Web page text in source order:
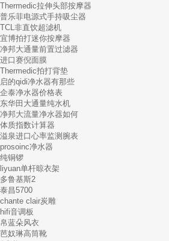
Thermedic拉伸头部按摩器
普乐菲电源式手持吸尘器
TCL非直饮超滤机
宜博拍打迷你按摩器
净邦大通量前置过滤器
进口赛倪面膜
Thermedic拍打背垫
启的qidi净水器有那些
企泰净水器价格表
东华田大通量纯水机
净邦大流量净水器如何
体质指数计算器
溢泉进口心率监测腕表
prosoinc净水器
纯铜锣
liyuan单杆晾衣架
多鲁基斯2
泰昌5700
chante clair炭雕
hifi音调板
帛蓝朵风衣
芭奴琳高筒靴